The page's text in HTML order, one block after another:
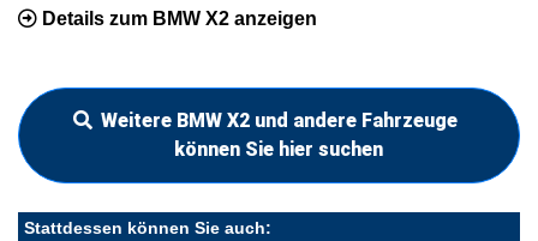
Details zum BMW X2 anzeigen
Weitere BMW X2 und andere Fahrzeuge
können Sie hier suchen
Stattdessen können Sie auch: